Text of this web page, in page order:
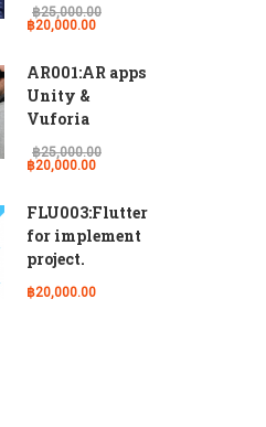
฿25,000.00
฿20,000.00
AR001:AR apps
Unity &
Vuforia
฿25,000.00
฿20,000.00
FLU003:Flutter
for implement
project.
฿20,000.00